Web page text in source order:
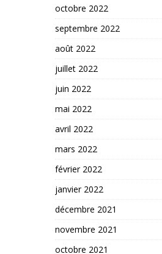
octobre 2022
septembre 2022
août 2022
juillet 2022
juin 2022
mai 2022
avril 2022
mars 2022
février 2022
janvier 2022
décembre 2021
novembre 2021
octobre 2021